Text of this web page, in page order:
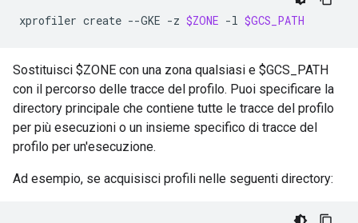
xprofiler create --GKE -z $ZONE -l $GCS_PATH
Sostituisci $ZONE con una zona qualsiasi e $GCS_PATH
con il percorso delle tracce del profilo. Puoi specificare la
directory principale che contiene tutte le tracce del profilo
per più esecuzioni o un insieme specifico di tracce del
profilo per un'esecuzione.
Ad esempio, se acquisisci profili nelle seguenti directory: